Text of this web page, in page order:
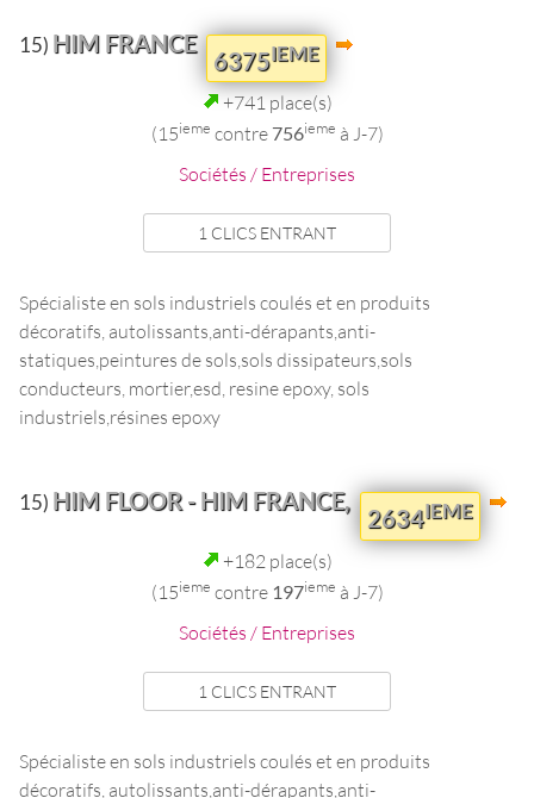
15) HIM FRANCE
6375IEME
+741 place(s)
(15ieme contre 756ieme à J-7)
Sociétés / Entreprises
1 CLICS ENTRANT
Spécialiste en sols industriels coulés et en produits
décoratifs, autolissants,anti-dérapants,anti-
statiques,peintures de sols,sols dissipateurs,sols
conducteurs, mortier,esd, resine epoxy, sols
industriels,résines epoxy
15) HIM FLOOR - HIM FRANCE,
2634IEME
+182 place(s)
(15ieme contre 197ieme à J-7)
Sociétés / Entreprises
1 CLICS ENTRANT
Spécialiste en sols industriels coulés et en produits
décoratifs, autolissants,anti-dérapants,anti-